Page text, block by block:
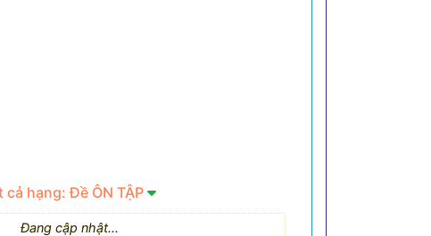
cả hạng: Đề ÔN TẬP
Đang cập nhật...